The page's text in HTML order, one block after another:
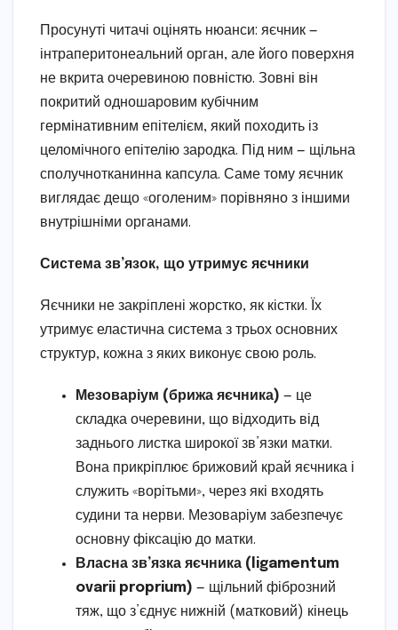
Просунуті читачі оцінять нюанси: яєчник —
інтраперитонеальний орган, але його поверхня
не вкрита очеревиною повністю. Зовні він
покритий одношаровим кубічним
гермінативним епітелієм, який походить із
целомічного епітелію зародка. Під ним — щільна
сполучнотканинна капсула. Саме тому яєчник
виглядає дещо «оголеним» порівняно з іншими
внутрішніми органами.
Система зв’язок, що утримує яєчники
Яєчники не закріплені жорстко, як кістки. Їх
утримує еластична система з трьох основних
структур, кожна з яких виконує свою роль.
Мезоваріум (брижа яєчника) — це
складка очеревини, що відходить від
заднього листка широкої зв’язки матки.
Вона прикріплює брижовий край яєчника і
служить «ворітьми», через які входять
судини та нерви. Мезоваріум забезпечує
основну фіксацію до матки.
Власна зв’язка яєчника (ligamentum
ovarii proprium) — щільний фіброзний
тяж, що з’єднує нижній (матковий) кінець